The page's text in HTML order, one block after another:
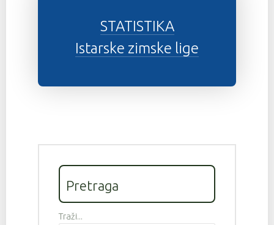
STATISTIKA
Istarske zimske lige
Pretraga
Traži...